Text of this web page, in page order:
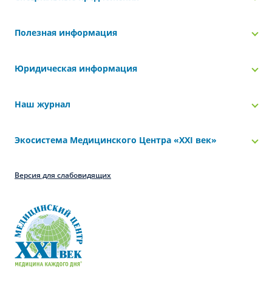
Полезная информация
Юридическая информация
Наш журнал
Экосистема Медицинского Центра «‎XXI век»
Версия для слабовидящих